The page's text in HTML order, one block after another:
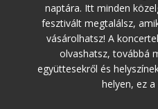
naptára. Itt minden
fesztivált megtalálsz,
vásárolhatsz! A
olvashatsz, továbbá
együttesekről és
helyen, ez